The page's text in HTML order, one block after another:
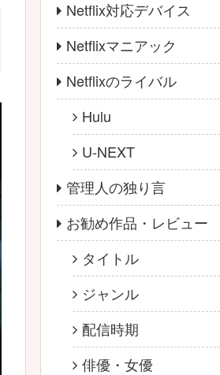
Netflix対応デバイス
Netflixマニアック
Netflixのライバル
Hulu
U-NEXT
管理人の独り言
お勧め作品・レビュー
タイトル
ジャンル
配信時期
俳優・女優